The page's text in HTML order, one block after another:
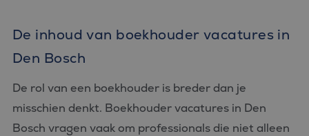
De inhoud van boekhouder vacatures in
Den Bosch
De rol van een boekhouder is breder dan je
misschien denkt. Boekhouder vacatures in Den
Bosch vragen vaak om professionals die niet alleen